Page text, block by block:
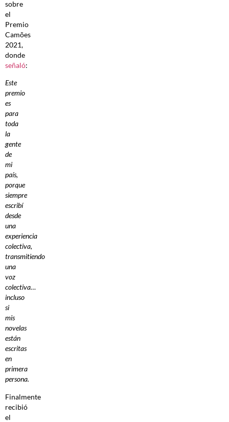
sobre
el
Premio
Camões
2021,
donde
señaló:
Este
premio
es
para
toda
la
gente
de
mi
país,
porque
siempre
escribí
desde
una
experiencia
colectiva,
transmitiendo
una
voz
colectiva…
incluso
si
mis
novelas
están
escritas
en
primera
persona.
Finalmente
recibió
el